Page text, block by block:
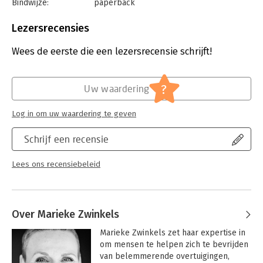
en bedrijfsleven.
Bindwijze:
paperback
Uitgever:
Verschijningsdatum:
31-10-2024
Persoonlijke effectiviteit
Lezersrecensies
Wees de eerste die een lezersrecensie schrijft!
Schrijf een recensie
Lees ons recensiebeleid
Uw waardering ?
Log in om uw waardering te geven
Over Marieke Zwinkels
Marieke Zwinkels zet haar expertise in
om mensen te helpen zich te bevrijden
van belemmerende overtuigingen,